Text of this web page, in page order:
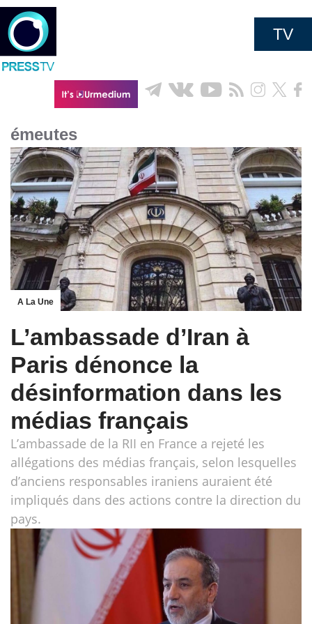
TV
émeutes
A La Une
L’ambassade d’Iran à
Paris dénonce la
désinformation dans les
médias français
L’ambassade de la RII en France a rejeté les
allégations des médias français, selon lesquelles
d’anciens responsables iraniens auraient été
impliqués dans des actions contre la direction du
pays.